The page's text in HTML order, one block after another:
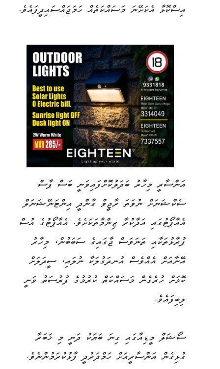
އިސްކޮޅާ އެކަށޭނަ މަސައްކަތެއް ހަމަޖައްސައިދީފައެވެ.
އަންސާރީ މިހާރު ބަދަލުކޮށްފައިވަނީ ބަސް ޕާސް
ސެކްޝަނަށް ނުވަތަ ރާޖީވް ގާންދީ އިންޓަނޭޝަނަލް
އެއާޕޯޓުގައި އަދާކުރާ ޒިންމާތަކަށެވެ. އެއާޕޯޓުގެ އުސް
ފުރާޅުތަކާއި ތަނަވަސް ޖާގައިގެ ސަބަބުން، މިހާރު
އޭނާއަށް އެއްވެސް އުނދަގުލަކާ ނުލައި، ސީދަލަށް
ކޮޅަށް ހުރެގެން މަސައްކަތް ކުރުމުގެ ފުރުސަތު ވަނީ
ލިބިފައެވެ.
ސޯޝަލް މީޑިއާގައި ގިނަ ބަޔަކު ދަނީ މި ޚަބަރާ
ގުޅިގެން އަންސާރީއަށް ހަމްދަރުދީ ފާޅުކުރަމުންނެވެ.